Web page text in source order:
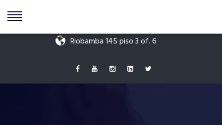
Riobamba 145 piso 3 of. 6